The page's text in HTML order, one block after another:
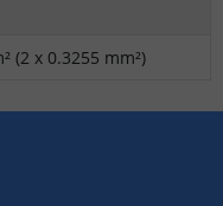
(2 x 0.3255 mm²)